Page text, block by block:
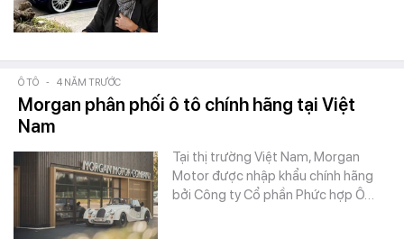
Ô TÔ - 4 NĂM TRƯỚC
Morgan phân phối ô tô chính hãng tại Việt
Nam
Tại thị trường Việt Nam, Morgan
Motor được nhập khẩu chính hãng
bởi Công ty Cổ phần Phức hợp Ô…